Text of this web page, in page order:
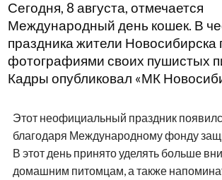
Сегодня, 8 августа, отмечается
Международный день кошек. В
праздника жители Новосибирска
фотографиями своих пушистых
Кадры опубликовал «МК
Этот неофициальный праздник
благодаря Международному фонду
В этот день принято уделять больше
домашним питомцам, а также